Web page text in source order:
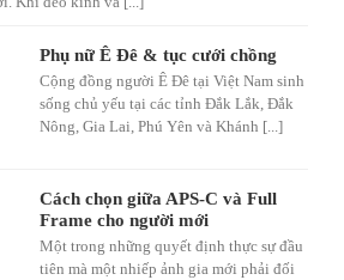
Phụ nữ Ê Đê & tục cưới chồng
Cộng đồng người Ê Đê tại Việt Nam sinh
sống chủ yếu tại các tỉnh Đắk Lắk, Đắk
Nông, Gia Lai, Phú Yên và Khánh [...]
Cách chọn giữa APS-C và Full
Frame cho người mới
Một trong những quyết định thực sự đầu
tiên mà một nhiếp ảnh gia mới phải đối